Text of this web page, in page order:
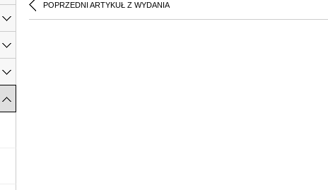
POPRZEDNI ARTYKUŁ Z WYDANIA